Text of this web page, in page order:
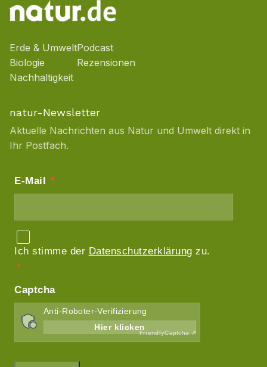
Erde & Umwelt
Biologie
Nachhaltigkeit
Podcast
Rezensionen
natur-Newsletter
Aktuelle Nachrichten aus Natur und Umwelt direkt in
Ihr Postfach.